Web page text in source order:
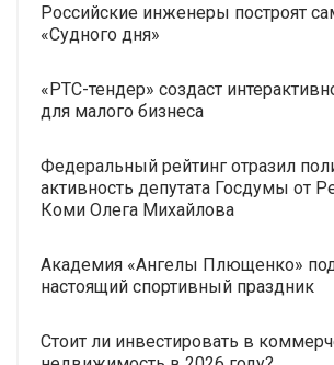
Российские инженеры построят
«Судного дня»
«РТС-тендер» создаст
для малого бизнеса
Федеральный рейтинг отразил
активность депутата Госдумы от
Коми Олега Михайлова
Академия «Ангелы Плющенко»
настоящий спортивный праздник
Стоит ли инвестировать в